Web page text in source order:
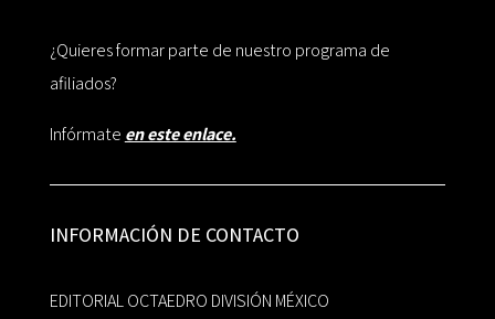
¿Quieres formar parte de nuestro programa de
afiliados?
Infórmate en este enlace.
INFORMACIÓN DE CONTACTO
EDITORIAL OCTAEDRO DIVISIÓN MÉXICO